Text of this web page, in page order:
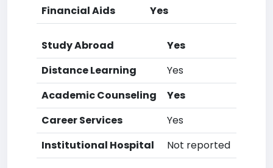
Financial Aids
Yes
Study Abroad
Yes
Distance Learning
Yes
Academic Counseling
Yes
Career Services
Yes
Institutional Hospital
Not reported